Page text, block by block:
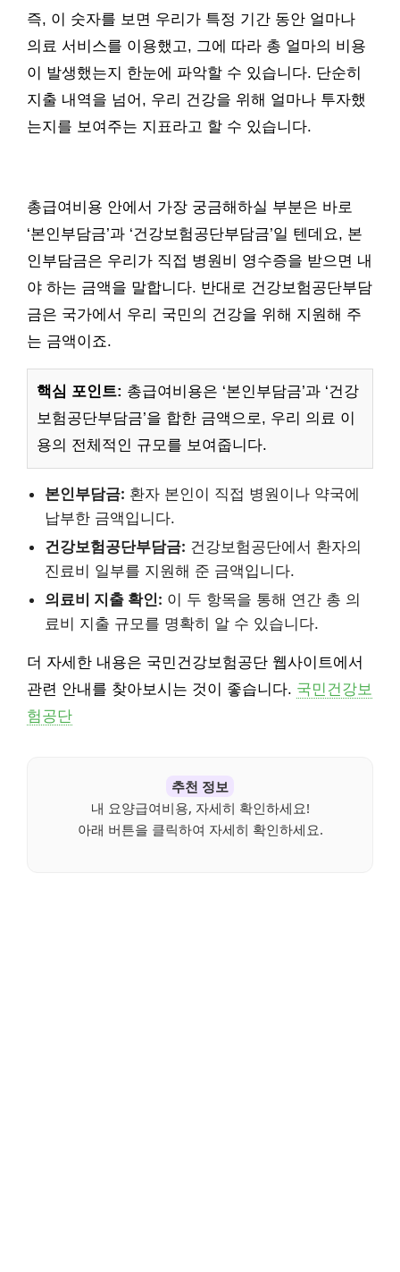
즉, 이 숫자를 보면 우리가 특정 기간 동안 얼마나
의료 서비스를 이용했고, 그에 따라 총 얼마의 비용
이 발생했는지 한눈에 파악할 수 있습니다. 단순히
지출 내역을 넘어, 우리 건강을 위해 얼마나 투자했
는지를 보여주는 지표라고 할 수 있습니다.
총급여비용 안에서 가장 궁금해하실 부분은 바로
‘본인부담금’과 ‘건강보험공단부담금’일 텐데요, 본
인부담금은 우리가 직접 병원비 영수증을 받으면 내
야 하는 금액을 말합니다. 반대로 건강보험공단부담
금은 국가에서 우리 국민의 건강을 위해 지원해 주
는 금액이죠.
핵심 포인트: 총급여비용은 ‘본인부담금’과 ‘건강
보험공단부담금’을 합한 금액으로, 우리 의료 이
용의 전체적인 규모를 보여줍니다.
본인부담금: 환자 본인이 직접 병원이나 약국에
납부한 금액입니다.
건강보험공단부담금: 건강보험공단에서 환자의
진료비 일부를 지원해 준 금액입니다.
의료비 지출 확인: 이 두 항목을 통해 연간 총 의
료비 지출 규모를 명확히 알 수 있습니다.
더 자세한 내용은 국민건강보험공단 웹사이트에서
관련 안내를 찾아보시는 것이 좋습니다. 국민건강보
험공단
추천 정보
내 요양급여비용, 자세히 확인하세요!
아래 버튼을 클릭하여 자세히 확인하세요.